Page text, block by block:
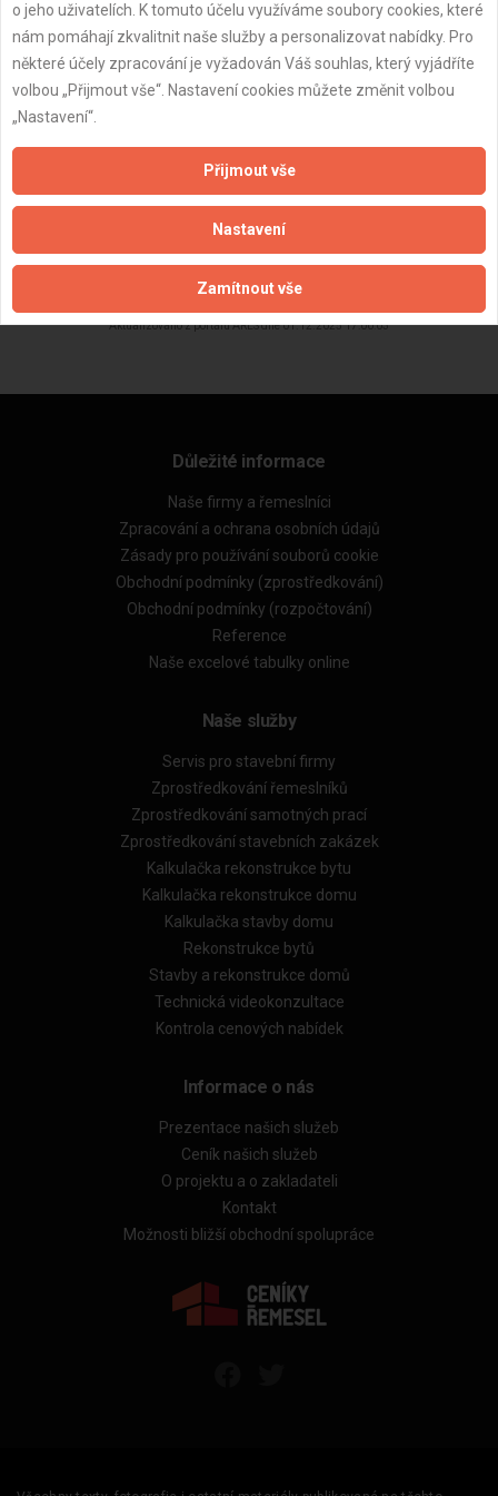
Aktualizováno z portálu ARES dne 01.12.2025 17:00:03
Důležité informace
Naše firmy a řemeslníci
Zpracování a ochrana osobních údajů
Zásady pro používání souborů cookie
Obchodní podmínky (zprostředkování)
Obchodní podmínky (rozpočtování)
Reference
Naše excelové tabulky online
Naše služby
Servis pro stavební firmy
Zprostředkování řemeslníků
Zprostředkování samotných prací
Zprostředkování stavebních zakázek
Kalkulačka rekonstrukce bytu
Kalkulačka rekonstrukce domu
Kalkulačka stavby domu
Rekonstrukce bytů
Stavby a rekonstrukce domů
Technická videokonzultace
Kontrola cenových nabídek
Informace o nás
Prezentace našich služeb
Ceník našich služeb
O projektu a o zakladateli
Kontakt
Možnosti bližší obchodní spolupráce
o jeho uživatelích. K tomuto účelu využíváme soubory cookies, které
nám pomáhají zkvalitnit naše služby a personalizovat nabídky. Pro
některé účely zpracování je vyžadován Váš souhlas, který vyjádříte
volbou „Přijmout vše“. Nastavení cookies můžete změnit volbou
„Nastavení“.
Přijmout vše
Nastavení
Zamítnout vše